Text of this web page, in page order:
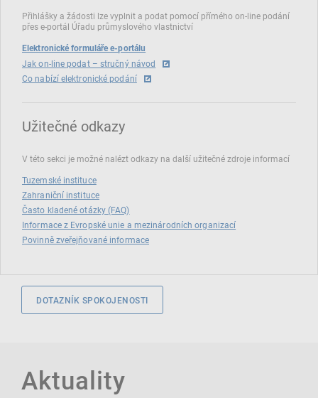
Přihlášky a žádosti lze vyplnit a podat pomocí přímého on‑line podání
přes e‑portál Úřadu průmyslového vlastnictví
Elektronické formuláře e-portálu
Jak on-line podat – stručný návod
Co nabízí elektronické podání
Užitečné odkazy
V této sekci je možné nalézt odkazy na další užitečné zdroje informací
Tuzemské instituce
Zahraniční instituce
Často kladené otázky (FAQ)
Informace z Evropské unie a mezinárodních organizací
Povinně zveřejňované informace
DOTAZNÍK SPOKOJENOSTI
Aktuality